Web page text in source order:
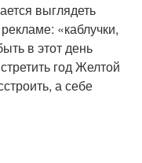
выглядеть
«каблучки,
в этот день
год Желтой
а себе